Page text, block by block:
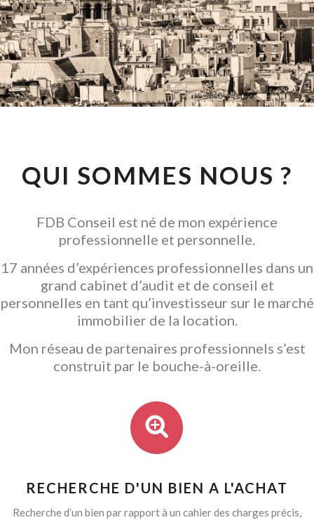
CONSEIL EN
INVESTISSEMENT
LOCATIF
GARANTIR L' ACQUISITION
QUI SOMMES NOUS ?
FDB Conseil est né de mon expérience
professionnelle et personnelle.
17 années d’expériences professionnelles dans un
grand cabinet d’audit et de conseil et
personnelles en tant qu’investisseur sur le marché
immobilier de la location.
Mon réseau de partenaires professionnels s’est
construit par le bouche-à-oreille.
RECHERCHE D'UN BIEN A L'ACHAT
Recherche d’un bien par rapport à un cahier des charges précis,